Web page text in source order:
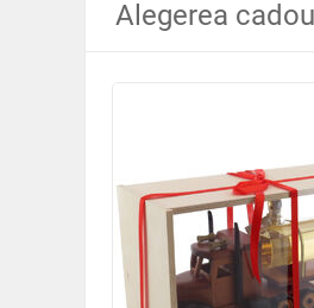
Alegerea